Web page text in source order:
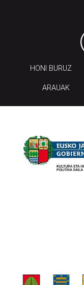
HONI BURUZ
ARAUAK